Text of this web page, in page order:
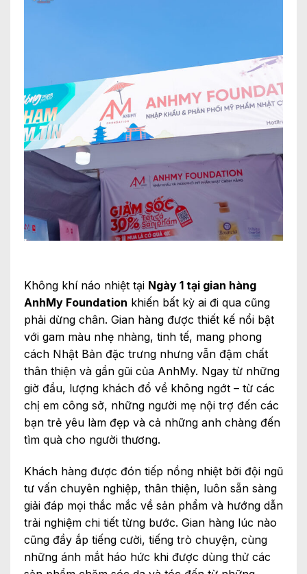
Không khí náo nhiệt tại Ngày 1 tại gian hàng
AnhMy Foundation khiến bất kỳ ai đi qua cũng
phải dừng chân. Gian hàng được thiết kế nổi bật
với gam màu nhẹ nhàng, tinh tế, mang phong
cách Nhật Bản đặc trưng nhưng vẫn đậm chất
thân thiện và gần gũi của AnhMy. Ngay từ những
giờ đầu, lượng khách đổ về không ngớt – từ các
chị em công sở, những người mẹ nội trợ đến các
bạn trẻ yêu làm đẹp và cả những anh chàng đến
tìm quà cho người thương.
Khách hàng được đón tiếp nồng nhiệt bởi đội ngũ
tư vấn chuyên nghiệp, thân thiện, luôn sẵn sàng
giải đáp mọi thắc mắc về sản phẩm và hướng dẫn
trải nghiệm chi tiết từng bước. Gian hàng lúc nào
cũng đầy ắp tiếng cười, tiếng trò chuyện, cùng
những ánh mắt háo hức khi được dùng thử các